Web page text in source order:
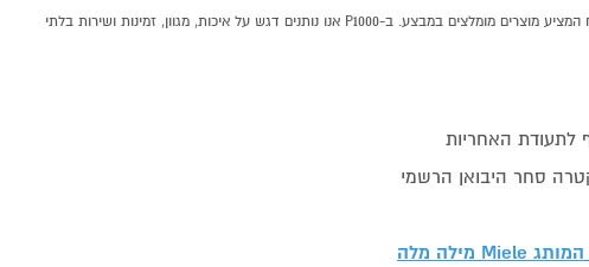
מקרר אינטגרלי 294 ליטר דגם K 7743 מילה MIELE קונים אונליין בקטגוריית מקרר אינטגרלי במחלקת מקררים ומקפיאים בP1000 - אתר קניות ישראלי בטוח, משתלם ונוח המציע מוצרים מומלצים במבצע. ב-P1000 אנו נותנים דגש על איכות, מגוון, זמינות ושירות בלתי
לתעודת האחריות
סחר היבואן הרשמי
המותג Miele מילה מלה